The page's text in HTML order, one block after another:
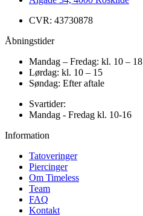
CVR: 43730878
Åbningstider
Mandag – Fredag: kl. 10 – 18
Lørdag: kl. 10 – 15
Søndag: Efter aftale
Svartider:
Mandag - Fredag kl. 10-16
Information
Tatoveringer
Piercinger
Om Timeless
Team
FAQ
Kontakt